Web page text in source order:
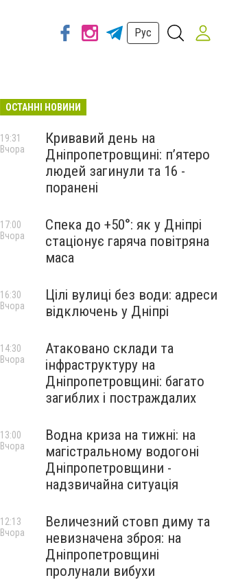
Рус
ОСТАННІ НОВИНИ
Кривавий день на
Дніпропетровщині: п’ятеро
людей загинули та 16 -
поранені
19:31
Вчора
Спека до +50°: як у Дніпрі
стаціонує гаряча повітряна
маса
17:00
Вчора
Цілі вулиці без води: адреси
відключень у Дніпрі
16:30
Вчора
Атаковано склади та
інфраструктуру на
Дніпропетровщині: багато
загиблих і постраждалих
14:30
Вчора
Водна криза на тижні: на
магістральному водогоні
Дніпропетровщини -
надзвичайна ситуація
13:00
Вчора
Величезний стовп диму та
невизначена зброя: на
Дніпропетровщині
пролунали вибухи
12:13
Вчора